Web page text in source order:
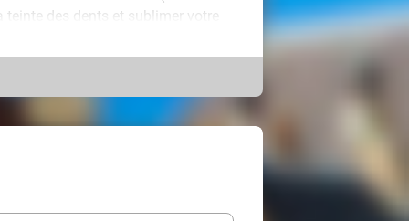
des dents et sublimer votre
de la peau et raviver l’éclat du
pour un moment dédié à votre